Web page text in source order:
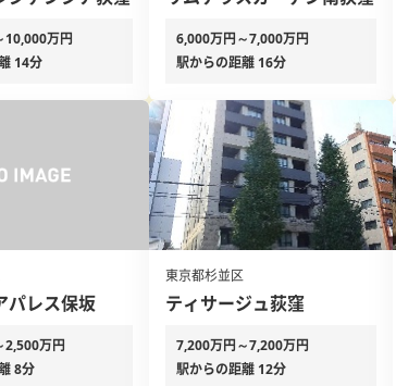
10,000万円
14分
6,000万円～7,000万円
駅からの距離 16分
パレス保坂
2,500万円
8分
東京都杉並区
ティサージュ荻窪
7,200万円～7,200万円
駅からの距離 12分